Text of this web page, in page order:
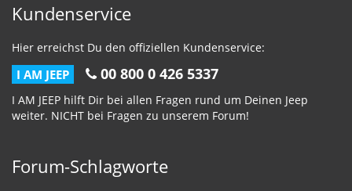
Kundenservice
Hier erreichst Du den offiziellen Kundenservice:
I AM JEEP 00 800 0 426 5337
I AM JEEP hilft Dir bei allen Fragen rund um Deinen Jeep
weiter. NICHT bei Fragen zu unserem Forum!
Forum-Schlagworte